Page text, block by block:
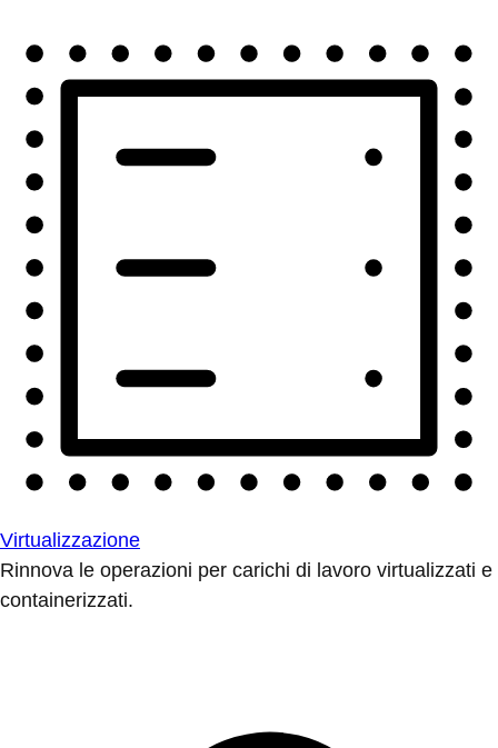
Virtualizzazione
Rinnova le operazioni per carichi di lavoro virtualizzati e
containerizzati.